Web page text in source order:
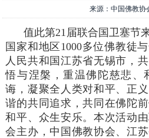
来源：中国佛教协
值此第21届联合国卫塞节
国家和地区1000多位佛教徒
人民共和国江苏省无锡市，
悟与涅槃，重温佛陀慈悲、
诲，凝聚全人类对和平、正
谐的共同追求，共同在佛陀
和平、众生安乐。本次活动
会主办，中国佛教协会、江